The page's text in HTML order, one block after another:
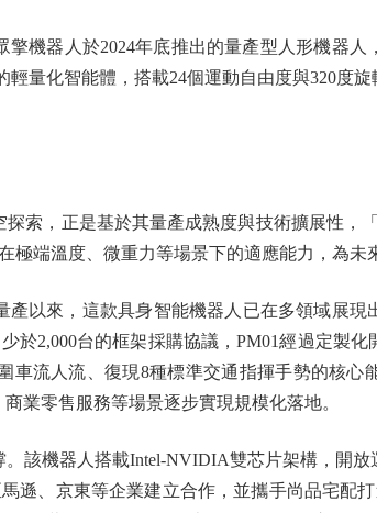
器人於2024年底推出的量產型人形機器人
輕量化智能體，搭載24個運動自由度與320度
，正是基於其量產成熟度與技術擴展性，
端溫度、微重力等場景下的適應能力，為未
來，這款具身智能機器人已在多領域展現
於2,000台的框架採購協議，PM01經過定製
車流人流、復現8種標準交通指揮手勢的核心
業零售服務等場景逐步實現規模化落地。
機器人搭載Intel-NVIDIA雙芯片架構，開放
遜、京東等企業建立合作，並攜手尚品宅配